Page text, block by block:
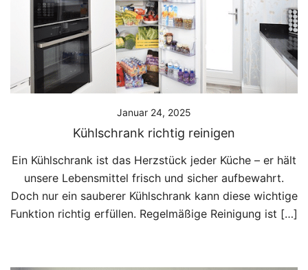
Januar 24, 2025
Kühlschrank richtig reinigen
Ein Kühlschrank ist das Herzstück jeder Küche – er hält
unsere Lebensmittel frisch und sicher aufbewahrt.
Doch nur ein sauberer Kühlschrank kann diese wichtige
Funktion richtig erfüllen. Regelmäßige Reinigung ist […]